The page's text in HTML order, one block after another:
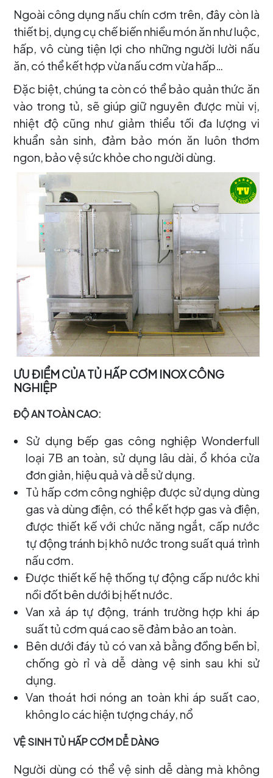
Ngoài công dụng nấu chín cơm trên, đây còn là
thiết bị, dụng cụ chế biến nhiều món ăn như luộc,
hấp, vô cùng tiện lợi cho những người lười nấu
ăn, có thể kết hợp vừa nấu cơm vừa hấp…
Đặc biệt, chúng ta còn có thể bảo quản thức ăn
vào trong tủ, sẽ giúp giữ nguyên được mùi vị,
nhiệt độ cũng như giảm thiểu tối đa lượng vi
khuẩn sản sinh, đảm bảo món ăn luôn thơm
ngon, bảo vệ sức khỏe cho người dùng.
ƯU ĐIỂM CỦA TỦ HẤP CƠM INOX CÔNG
NGHIỆP
ĐỘ AN TOÀN CAO:
Sử dụng bếp gas công nghiệp Wonderfull
loại 7B an toàn, sử dụng lâu dài, ổ khóa cửa
đơn giản, hiệu quả và dễ sử dụng.
Tủ hấp cơm công nghiệp được sử dụng dùng
gas và dùng điện, có thể kết hợp gas và điện,
được thiết kế với chức năng ngắt, cấp nước
tự động tránh bị khô nước trong suất quá trình
nấu cơm.
Được thiết kế hệ thống tự động cấp nước khi
nồi đốt bên dưới bị hết nước.
Van xả áp tự động, tránh trường hợp khi áp
suất tủ cơm quá cao sẽ đảm bảo an toàn.
Bên dưới đáy tủ có van xả bằng đồng bền bỉ,
chống gò rỉ và dễ dàng vệ sinh sau khi sử
dụng.
Van thoát hơi nóng an toàn khi áp suất cao,
không lo các hiện tượng cháy, nổ
VỆ SINH TỦ HẤP CƠM DỄ DÀNG
Người dùng có thể vệ sinh dễ dàng mà không